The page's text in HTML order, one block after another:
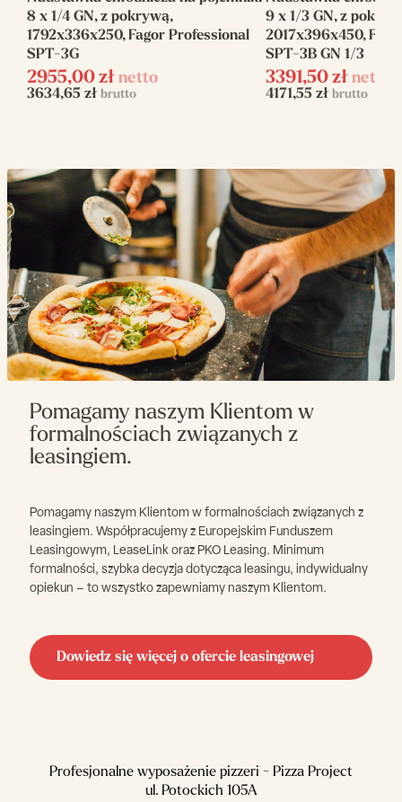
Zasilanie elektryczne
Napięcie zasilania
Moc elektryczna
8 x 1/4 GN, z pokrywą,
1792x336x250, Fagor Professional
SPT-3G
2955,00 zł netto
3634,65 zł brutto
9 x 1/3 GN, z
2017x396x450,
SPT-3B GN 1/3
3391,50 zł netto
4171,55 zł brutto
Pomagamy naszym Klientom w
formalnościach związanych z
leasingiem.
Pomagamy naszym Klientom w formalnościach związanych z
leasingiem. Współpracujemy z Europejskim Funduszem
Leasingowym, LeaseLink oraz PKO Leasing. Minimum
formalności, szybka decyzja dotycząca leasingu, indywidualny
opiekun – to wszystko zapewniamy naszym Klientom.
Dowiedz się więcej o ofercie leasingowej
Profesjonalne wyposażenie pizzeri - Pizza Project
ul. Potockich 105A